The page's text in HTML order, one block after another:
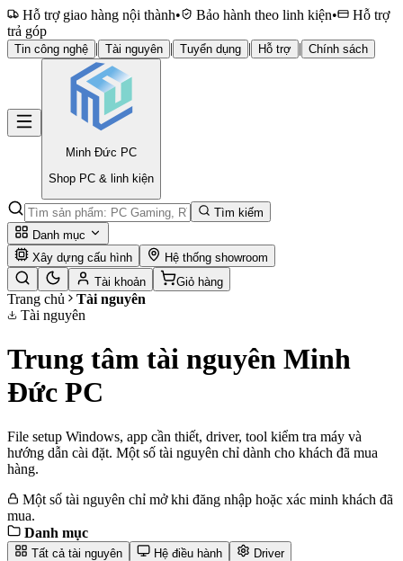
Hỗ trợ giao hàng nội thành• Bảo hành theo linh kiện•
Hỗ trợ
trả góp
Tin công nghệ | Tài nguyên | Tuyển dụng | Hỗ trợ | Chính sách
Minh Đức PC
Shop PC & linh kiện
Tìm kiếm
Danh mục
Xây dựng cấu hình
Hệ thống showroom
Tài khoản
Giỏ hàng
Trang chủ
Tài nguyên
Tài nguyên
Trung tâm tài nguyên Minh
Đức PC
File setup Windows, app cần thiết, driver, tool kiểm tra máy và
hướng dẫn cài đặt. Một số tài nguyên chỉ dành cho khách đã mua
hàng.
Một số tài nguyên chỉ mở khi đăng nhập hoặc xác minh khách đã
mua.
Danh mục
Tất cả tài nguyên Hệ điều hành
Driver